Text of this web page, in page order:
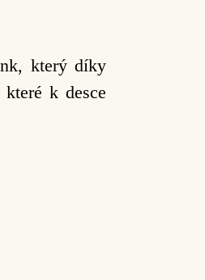
který díky
k desce